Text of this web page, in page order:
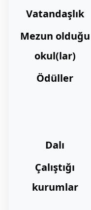
Vatandaşlık
Mezun olduğu
okul(lar)
Ödüller
Dalı
Çalıştığı
kurumlar